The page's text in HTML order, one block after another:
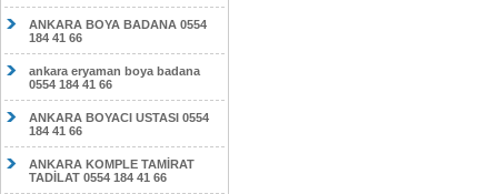
ANKARA BOYA BADANA 0554
184 41 66
ankara eryaman boya badana
0554 184 41 66
ANKARA BOYACI USTASI 0554
184 41 66
ANKARA KOMPLE TAMİRAT
TADİLAT 0554 184 41 66